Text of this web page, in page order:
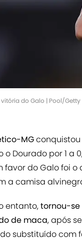
do Galo | Pool/
MG
o Dourado por 1 a
do Galo foi o
a camisa
entanto,tornou-
de maca, após
substituído com